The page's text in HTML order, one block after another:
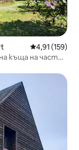
Средна
4,91 (159)
къща на частен